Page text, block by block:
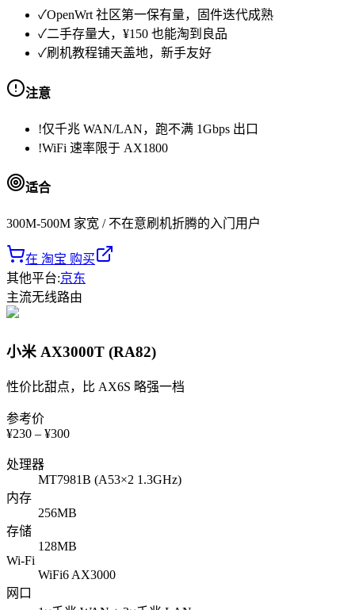
✓OpenWrt 社区第一保有量，固件迭代成熟
✓二手存量大，¥150 也能淘到良品
✓刷机教程铺天盖地，新手友好
注意
!仅千兆 WAN/LAN，跑不满 1Gbps 出口
!WiFi 速率限于 AX1800
适合
300M-500M 家宽 / 不在意刷机折腾的入门用户
在 淘宝 购买
其他平台:京东
主流无线路由
小米 AX3000T (RA82)
性价比甜点，比 AX6S 略强一档
参考价
¥230 – ¥300
处理器
MT7981B (A53×2 1.3GHz)
内存
256MB
存储
128MB
Wi-Fi
WiFi6 AX3000
网口